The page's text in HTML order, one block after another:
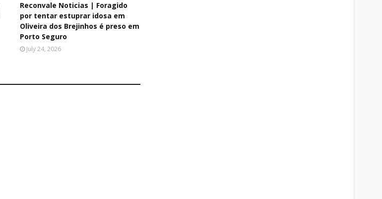
Reconvale Noticias | Foragido
por tentar estuprar idosa em
Oliveira dos Brejinhos é preso em
Porto Seguro
July 24, 2026